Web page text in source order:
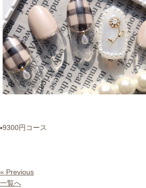
▪︎9300円コース
« Previous
一覧へ